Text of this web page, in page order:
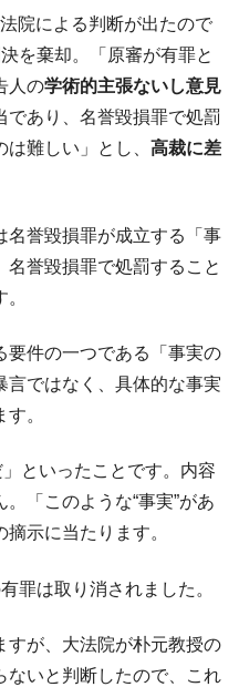
院による判断が出たので
を棄却。「原審が有罪と
人の学術的主張ないし意見
であり、名誉毀損罪で処罰
難しい」とし、 高裁に差
名誉毀損罪が成立する「事
誉毀損罪で処罰すること
要件の一つである「事実の
言ではなく、具体的な事実
。
といったことです。内容
「このような“事実”があ
示に当たります。
罪は取り消されました。
すが、大法院が朴元教授の
ないと判断したので、これ